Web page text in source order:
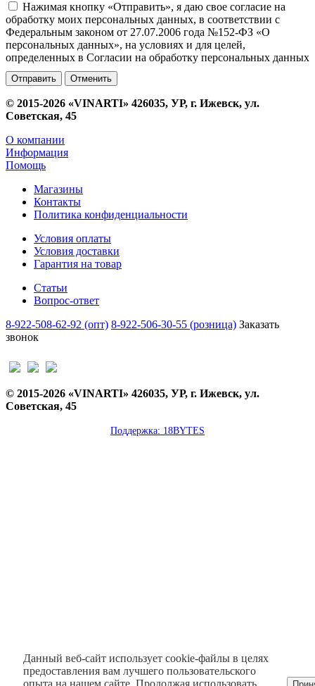
Нажимая кнопку «Отправить», я даю свое согласие на
обработку моих персональных данных, в соответствии с
Федеральным законом от 27.07.2006 года №152-ФЗ «О
персональных данных», на условиях и для целей,
определенных в Согласии на обработку персональных данных
Отменить
© 2015-2026 «VINARTI» 426035, УР, г. Ижевск, ул.
Советская, 45
О компании
Информация
Помощь
Магазины
Контакты
Политика конфиденциальности
Условия оплаты
Условия доставки
Гарантия на товар
Статьи
Вопрос-ответ
8-922-508-62-92 (опт) 8-922-506-30-55 (розница) Заказать
звонок
© 2015-2026 «VINARTI» 426035, УР, г. Ижевск, ул.
Советская, 45
Поддержка: 18BYTES
Данный веб-сайт использует cookie-файлы в целях
предоставления вам лучшего пользовательского
опыта на нашем сайте. Продолжая использовать